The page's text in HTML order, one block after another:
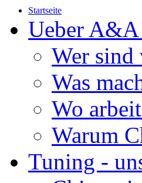
Startseite
Ueber
Wer sind
Was
Wo
Warum
Tuning -